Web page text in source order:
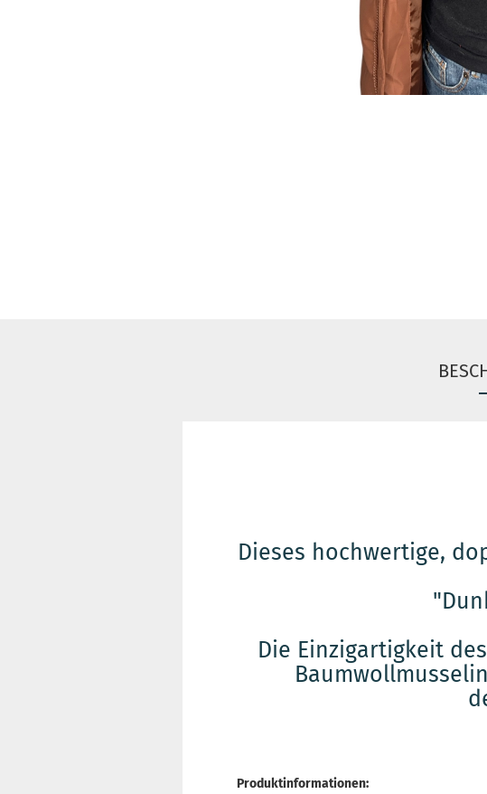
Dieses hochwertige,
Die Einzigartigkeit
Produktinformationen: